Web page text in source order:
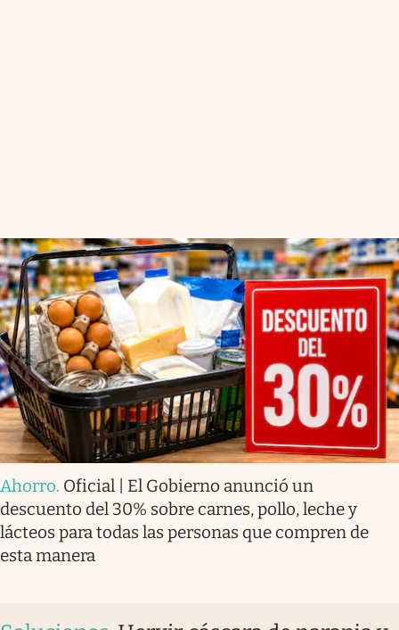
Ahorro. Oficial | El Gobierno anunció un
descuento del 30% sobre carnes, pollo, leche y
lácteos para todas las personas que compren de
esta manera